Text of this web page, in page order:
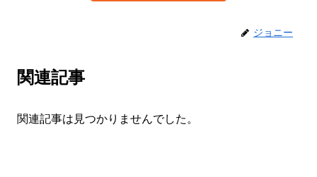
ジョニー
関連記事
関連記事は見つかりませんでした。